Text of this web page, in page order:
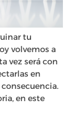
tu
volvemos a
vez será con
en
en este